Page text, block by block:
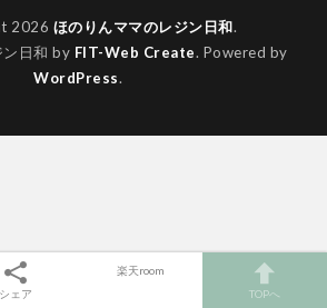
2026 ほのりんママのレジン日和.
ン日和 by FIT-Web Create. Powered by
WordPress.
シェア
楽天room
TOPへ